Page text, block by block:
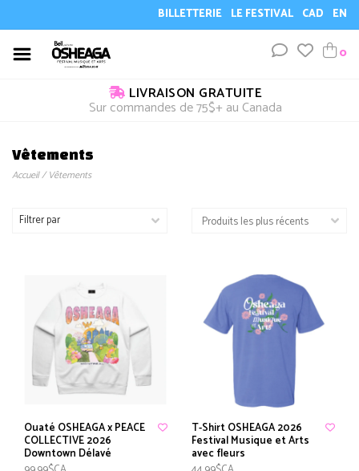
BILLETTERIE LE FESTIVAL CAD EN
0
LIVRAISON GRATUITE
Sur commandes de 75$+ au Canada
Vêtements
Accueil/Vêtements
Filtrer par
Ouaté OSHEAGA x PEACE
COLLECTIVE 2026
Downtown Délavé
T-Shirt OSHEAGA 2026
Festival Musique et Arts
avec fleurs